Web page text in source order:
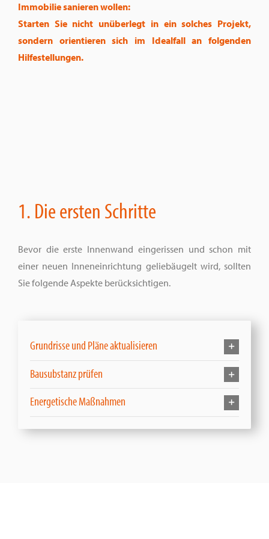
Immobilie sanieren wollen:
Starten Sie nicht unüberlegt in ein solches Projekt,
sondern orientieren sich im Idealfall an folgenden
Hilfestellungen.
1. Die ersten Schritte
Bevor die erste Innenwand eingerissen und schon mit
einer neuen Inneneinrichtung geliebäugelt wird, sollten
Sie folgende Aspekte berücksichtigen.
Grundrisse und Pläne aktualisieren
Bausubstanz prüfen
Energetische Maßnahmen